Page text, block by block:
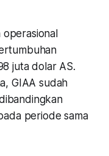
operasional
juta dolar AS.
GIAA sudah
periode sama